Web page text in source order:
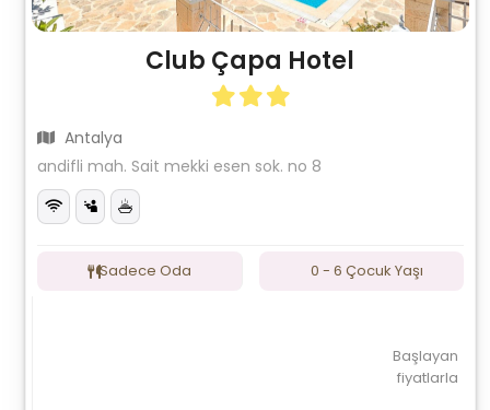
Club Çapa Hotel
Antalya
andifli mah. Sait mekki esen sok. no 8
Sadece Oda 0 - 6 Çocuk Yaşı
Başlayan
fiyatlarla